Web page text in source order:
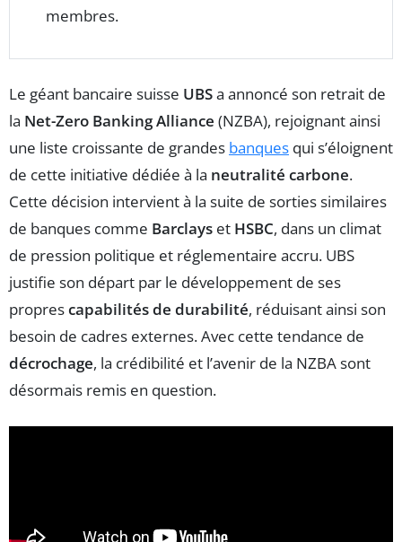
membres.
Le géant bancaire suisse UBSa annoncé son retrait de
la Net-Zero Banking Alliance (NZBA), rejoignant ainsi
une liste croissante de grandes banques qui s’éloignent
de cette initiative dédiée à la neutralité carbone.
Cette décision intervient à la suite de sorties similaires
de banques comme Barclays et HSBC, dans un climat
de pression politique et réglementaire accru. UBS
justifie son départ par le développement de ses
proprescapabilités de durabilité, réduisant ainsi son
besoin de cadres externes. Avec cette tendance de
décrochage, la crédibilité et l’avenir de la NZBA sont
désormais remis en question.